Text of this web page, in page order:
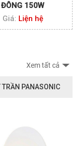
ĐÔNG 150W
Giá: Liện hệ
TRẦN PANASONIC
Xem tất cả